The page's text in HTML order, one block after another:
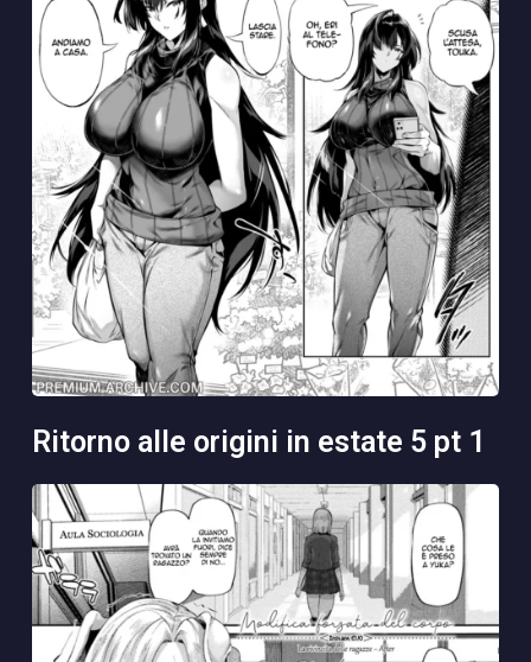
ritorno alle origini in estate 5 pt 1